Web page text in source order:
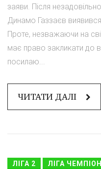
заяви. Після
Динамо Газзаєв виявився
Проте, незважаючи на
має право закликати до
посилаю...
ЧИТАТИ ДАЛІ
ЛІГА 2 ЛІГА